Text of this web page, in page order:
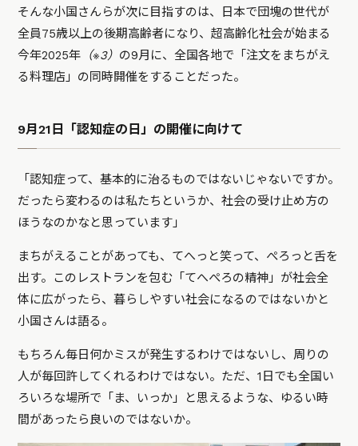
そんな小国さんらが次に目指すのは、日本で団塊の世代が
全員75歳以上の後期高齢者になり、超高齢化社会が始まる
今年2025年 （※3） の9月に、全国各地で「注文をまちがえ
る料理店」の同時開催をすることだった。
9月21日「認知症の日」の開催に向けて
「認知症って、基本的に治るものではないじゃないですか。
だったら変わるのは私たちというか、社会の受け止め方の
ほうなのかなと思っています」
まちがえることがあっても、てへっと笑って、ぺろっと舌を
出す。このレストランを包む「てへぺろの精神」が社会全
体に広がったら、暮らしやすい社会になるのではないかと
小国さんは語る。
もちろん毎日何かミスが発生するわけではないし、周りの
人が毎回許してくれるわけではない。ただ、1日でも全国い
ろいろな場所で「ま、いっか」と思えるような、ゆるい時
間があったら良いのではないか。